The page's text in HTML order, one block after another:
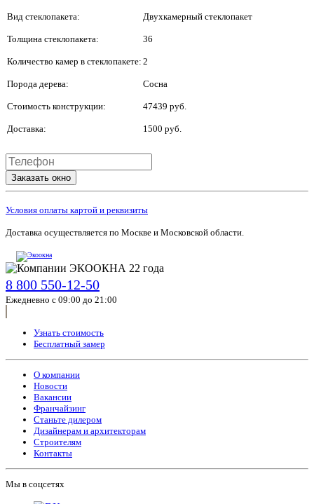
Вид стеклопакета: Двухкамерный стеклопакет
Толщина стеклопакета: 36
Количество камер в стеклопакете: 2
Порода дерева: Сосна
Стоимость конструкции: 47439 руб.
Доставка: 1500 руб.
Заказать окно
Условия оплаты картой и реквизиты
Доставка осуществляется по Москве и Московской области.
8 800 550-12-50
Ежедневно с 09:00 до 21:00
Узнать стоимость
Бесплатный замер
О компании
Новости
Вакансии
Франчайзинг
Станьте дилером
Дизайнерам и архитекторам
Строителям
Контакты
Мы в соцсетях